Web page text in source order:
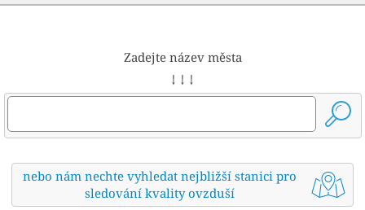
Zadejte název města
↓ ↓ ↓
nebo nám nechte vyhledat nejbližší stanici pro
sledování kvality ovzduší